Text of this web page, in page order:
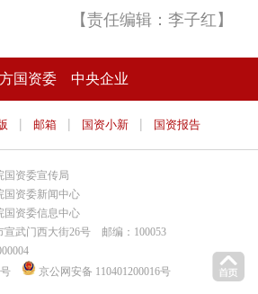
【责任编辑：李子红】
国资委 中央企业
| 邮箱 | 国资小新 | 国资报告
国资委宣传局
国资委新闻中心
国资委信息中心
宣武门西大街26号 邮编：100053
京公网安备 110401200016号